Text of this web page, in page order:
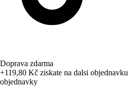
Doprava zdarma
+119,80 Kč ziskate na dalsi objednavku
objednavky